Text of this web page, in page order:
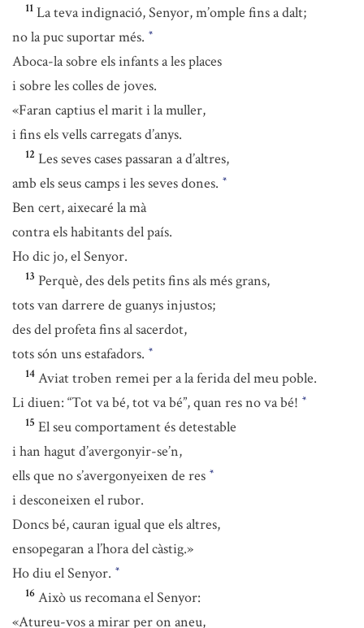
11 La teva indignació, Senyor, m’omple fins a dalt;
no la puc suportar més. *
Aboca-la sobre els infants a les places
i sobre les colles de joves.
«Faran captius el marit i la muller,
i fins els vells carregats d’anys.
12 Les seves cases passaran a d’altres,
amb els seus camps i les seves dones. *
Ben cert, aixecaré la mà
contra els habitants del país.
Ho dic jo, el Senyor.
13 Perquè, des dels petits fins als més grans,
tots van darrere de guanys injustos;
des del profeta fins al sacerdot,
tots són uns estafadors. *
14 Aviat troben remei per a la ferida del meu poble.
Li diuen: “Tot va bé, tot va bé”, quan res no va bé! *
15 El seu comportament és detestable
i han hagut d’avergonyir-se’n,
ells que no s’avergonyeixen de res *
i desconeixen el rubor.
Doncs bé, cauran igual que els altres,
ensopegaran a l’hora del càstig.»
Ho diu el Senyor. *
16 Això us recomana el Senyor:
«Atureu-vos a mirar per on aneu,